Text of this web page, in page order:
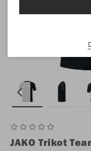
JAKO Trikot